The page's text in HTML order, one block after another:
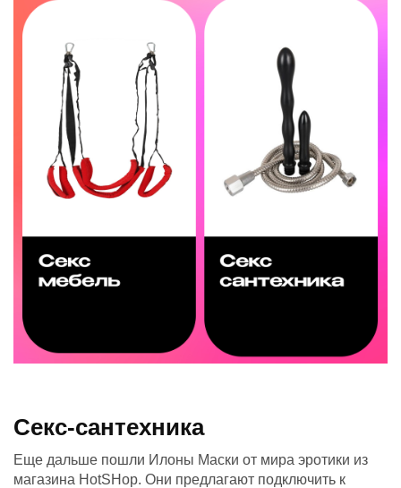
Секс-сантехника
Еще дальше пошли Илоны Маски от мира эротики из
магазина HotSHop. Они предлагают подключить к